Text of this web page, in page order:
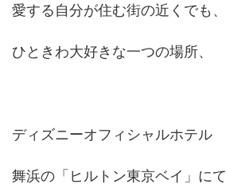
愛する自分が住む街の近くでも、
ひときわ大好きな一つの場所、
ディズニーオフィシャルホテル
舞浜の「ヒルトン東京ベイ」にて